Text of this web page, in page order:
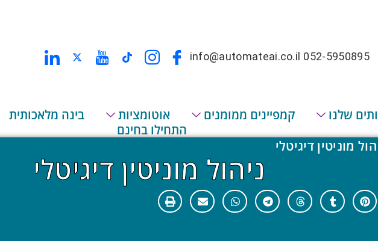
052-5950895
info@automateai.co.il
שלנו קמפיינים ממומנים אוטומציות בינה מלאכותית
התחילו בחינם
מוניטין דיגיטלי
ניהול מוניטין דיגיטלי